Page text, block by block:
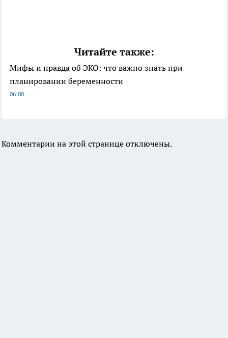
Читайте также:
Мифы и правда об ЭКО: что важно знать при
планировании беременности
06:00
Комментарии на этой странице отключены.